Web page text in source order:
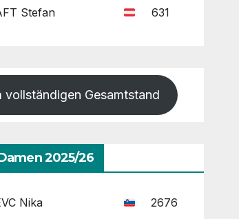
Stefan 631
vollständigen Gesamtstand
2025/26
Nika 2676